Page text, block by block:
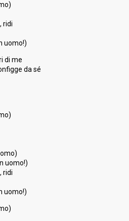
ridi
uomo!)
di me
da sé
uomo!)
ridi
uomo!)